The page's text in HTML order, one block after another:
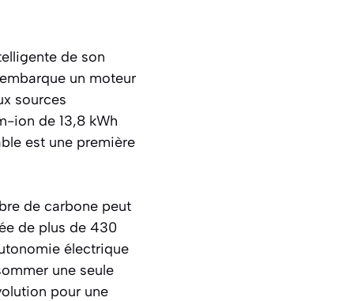
de son
un moteur
sources
ion de 13,8 kWh
est une première
de carbone peut
de plus de 430
électrique
une seule
pour une